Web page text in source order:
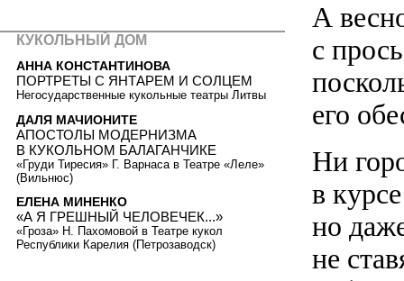
А
с
его
Ни
в
но
не
КУКОЛЬНЫЙ ДОМ
АННА КОНСТАНТИНОВА
ПОРТРЕТЫ С ЯНТАРЕМ И СОЛЦЕМ
Негосударственные кукольные театры Литвы
ДАЛЯ МАЧИОНИТЕ
АПОСТОЛЫ МОДЕРНИЗМА
В КУКОЛЬНОМ БАЛАГАНЧИКЕ
«Груди Тиресия» Г. Варнаса в Театре «Леле»
(Вильнюс)
ЕЛЕНА МИНЕНКО
«А Я ГРЕШНЫЙ ЧЕЛОВЕЧЕК...»
«Гроза» Н. Пахомовой в Театре кукол
Республики Карелия (Петрозаводск)